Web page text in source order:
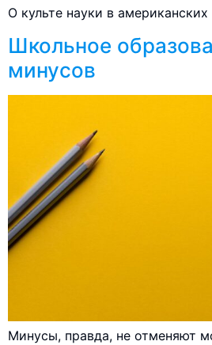
О культе науки в
Школьное
минусов
Минусы, правда, не отменяют